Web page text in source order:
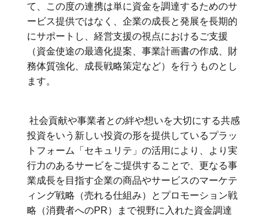
て、この度の連携は単に資金を調達するためのサ
ービス提供ではなく、企業の成長と発展を長期的
にサポートし、経営支援の視点におけるご支援
（資金使途の最適化提案、事業計画書の作成、財
務体質強化、成長戦略策定など）を行うものとし
ます。
社会貢献や事業者との絆や想いを大切にする共感
投資をいう新しい投資の形を提供しているプラッ
トフォーム「セキュリテ」の活用により、より実
行力のあるサービをご提供することで、更なる事
業成長を目指す企業の商品やサービスのマーケテ
ィング戦略（売れる仕組み）とプロモーション戦
略（消費者へのPR）まで視野に入れた資金調達